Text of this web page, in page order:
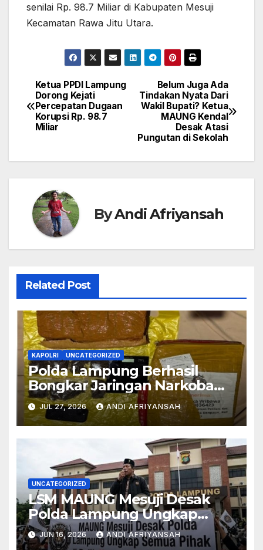
senilai Rp. 98.7 Miliar di Kabupaten Mesuji
Kecamatan Rawa Jitu Utara.
Navigasi
pos
Belum Juga Ada
Tindakan Nyata Dari
Wakil Bupati? Ketua
MAUNG Kendal
Desak Atasi
Pungutan di Sekolah
Ketua PPDI Lampung
Dorong Kejati
Percepatan Dugaan
Korupsi Rp. 98.7
Miliar
ByAndi Afriyansah
Related Post
KAPOLRI UNCATEGORIZED
Polda Lampung Berhasil
Bongkar Jaringan Narkoba
Medan–Bali, 6 Kilogram Ganja
Digagalkan
JUL 27, 2026 ANDI AFRIYANSAH
UNCATEGORIZED
LSM MAUNG Mesuji Desak
Polda Lampung Ungkap
Semua Pihak di Balik Korupsi
Islamic Center-
JUN 16, 2026 ANDI AFRIYANSAH